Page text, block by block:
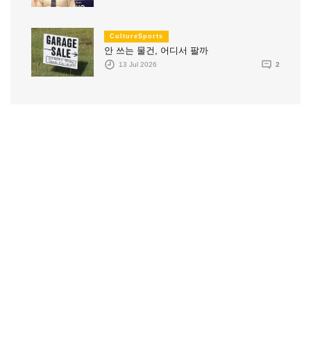
CultureSports
안 쓰는 물건, 어디서 팔까
13 Jul 2026 2